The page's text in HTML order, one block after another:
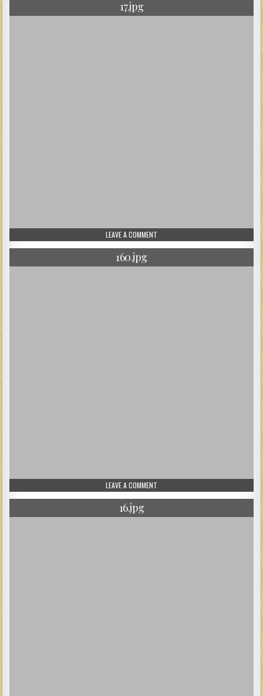
LEAVE A COMMENT
17.jpg
LEAVE A COMMENT
160.jpg
16.jpg